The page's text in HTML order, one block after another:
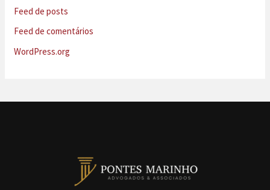
Feed de posts
Feed de comentários
WordPress.org